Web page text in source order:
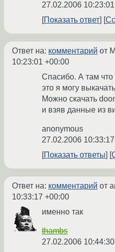
27.02.2006
Показать ответ
Ответ на: комментарий от
10:23:01 +00:00
Спасибо. А там что
это я могу
Можно скачать
и взяв данные из
anonymous
27.02.2006
Показать ответы
Ответ на: комментарий от
10:33:17 +00:00
именно так
thambs
27.02.2006